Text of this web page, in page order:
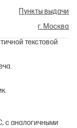
Пункты выдачи
г. Москва
текстовой
с аналогичными